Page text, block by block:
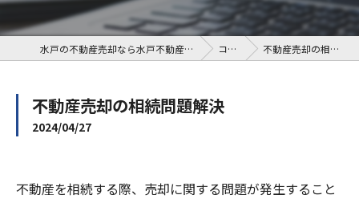
水戸の不動産売却なら水戸不動産売却相談センター コラム 不動産売却の相続問題解決
不動産売却の相続問題解決
2024/04/27
不動産を相続する際、売却に関する問題が発生すること